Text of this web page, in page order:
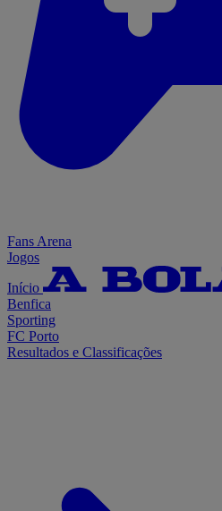
Fans Arena
Jogos
Início
Benfica
Sporting
FC Porto
Resultados e Classificações